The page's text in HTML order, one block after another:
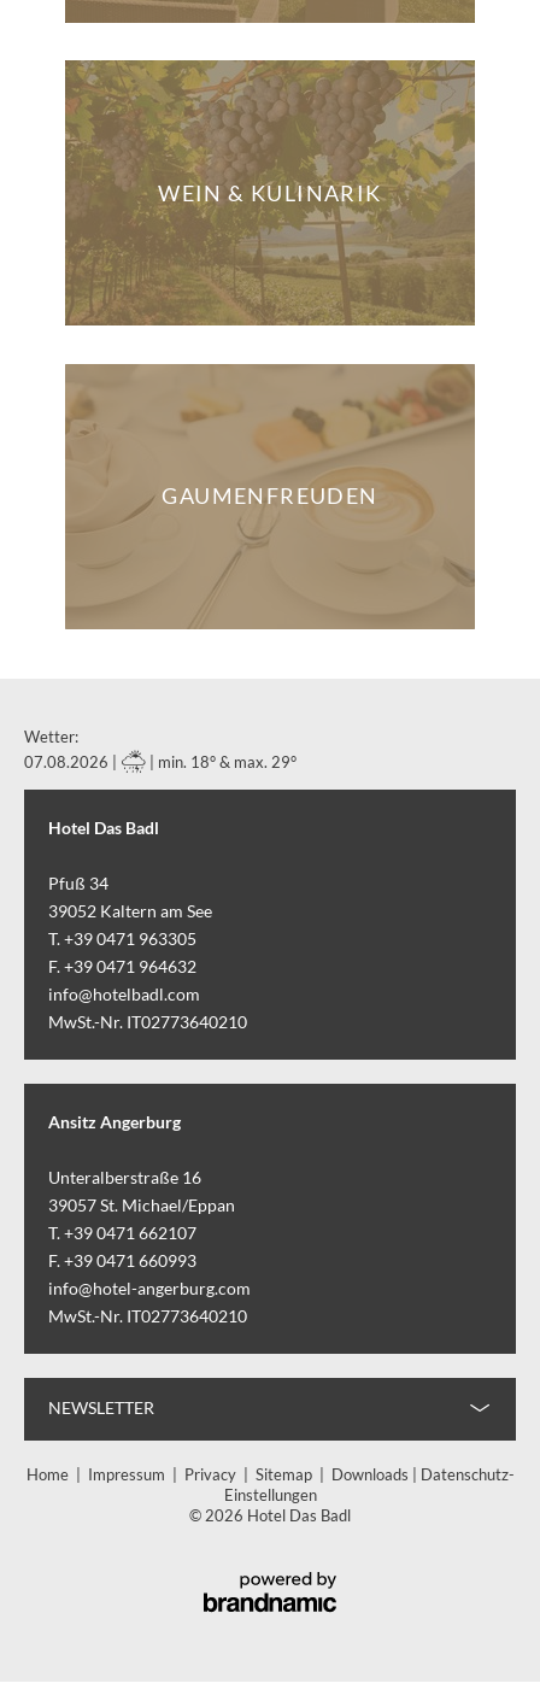
WEIN & KULINARIK
GAUMENFREUDEN
Wetter:
07.08.2026 |
| min. 18° & max. 29°
Hotel Das Badl
Pfuß 34
39052 Kaltern am See
T. +39 0471 963305
F. +39 0471 964632
info@hotelbadl.com
MwSt.-Nr. IT02773640210
Ansitz Angerburg
Unteralberstraße 16
39057St. Michael/Eppan
T. +39 0471 662107
F. +39 0471 660993
info@hotel-angerburg.com
MwSt.-Nr. IT02773640210
NEWSLETTER
Home| Impressum Privacy| Sitemap| Downloads
Datenschutz-
Einstellungen
© 2026 Hotel Das Badl